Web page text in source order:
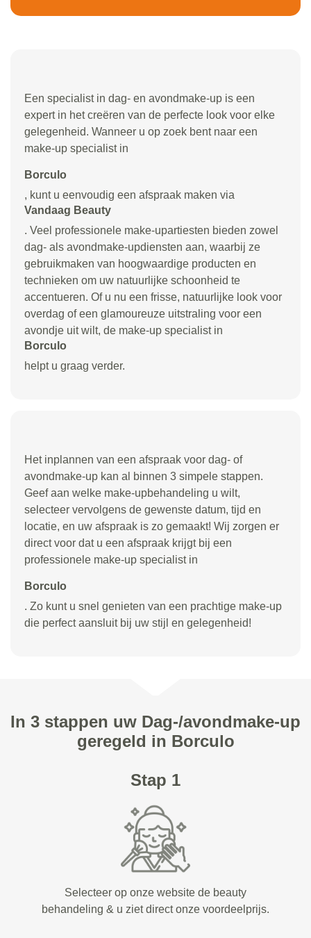
Een specialist in dag- en avondmake-up is een
expert in het creëren van de perfecte look voor elke
gelegenheid. Wanneer u op zoek bent naar een
make-up specialist in
Borculo
, kunt u eenvoudig een afspraak maken via
Vandaag Beauty
. Veel professionele make-upartiesten bieden zowel
dag- als avondmake-updiensten aan, waarbij ze
gebruikmaken van hoogwaardige producten en
technieken om uw natuurlijke schoonheid te
accentueren. Of u nu een frisse, natuurlijke look voor
overdag of een glamoureuze uitstraling voor een
avondje uit wilt, de make-up specialist in
Borculo
helpt u graag verder.
Het inplannen van een afspraak voor dag- of
avondmake-up kan al binnen 3 simpele stappen.
Geef aan welke make-upbehandeling u wilt,
selecteer vervolgens de gewenste datum, tijd en
locatie, en uw afspraak is zo gemaakt! Wij zorgen er
direct voor dat u een afspraak krijgt bij een
professionele make-up specialist in
Borculo
. Zo kunt u snel genieten van een prachtige make-up
die perfect aansluit bij uw stijl en gelegenheid!
In 3 stappen uw Dag-/avondmake-up
geregeld in Borculo
Stap 1
Selecteer op onze website de beauty
behandeling & u ziet direct onze voordeelprijs.